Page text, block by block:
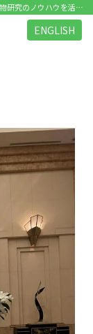
ヒマワリ | 水処理部品の開発・販売で培った独自の技術と微生物研究のノウハウを活かした環境関連ビジネス を展開
ENGLISH